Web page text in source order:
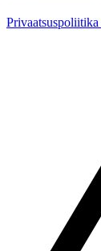
Privaatsuspoliitika